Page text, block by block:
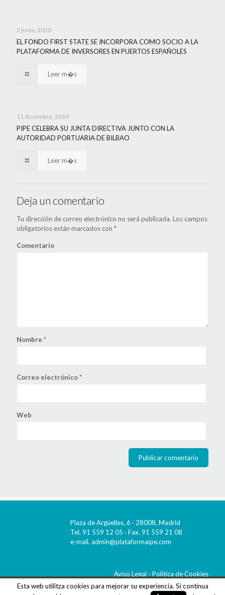
Esta web utilitza cookies para mejorar su experiencia. Si continua
2 junio, 2020
EL FONDO FIRST STATE SE INCORPORA COMO SOCIO A LA
PLATAFORMA DE INVERSORES EN PUERTOS ESPAÑOLES
Leer m�s
11 diciembre, 2019
PIPE CELEBRA SU JUNTA DIRECTIVA JUNTO CON LA
AUTORIDAD PORTUARIA DE BILBAO
Leer m�s
Deja un comentario
Tu dirección de correo electrónico no será publicada. Los campos
obligatorios están marcados con *
Comentario
Nombre *
Correo electrónico*
Web
Plaza de Argüelles, 6 · 28008, Madrid
Tel. 91 559 12 05 · Fax. 91 559 21 08
e-mail. admin@plataformaipe.com
Aviso Legal - Política de Cookies
© 2018 Plataforma IPE